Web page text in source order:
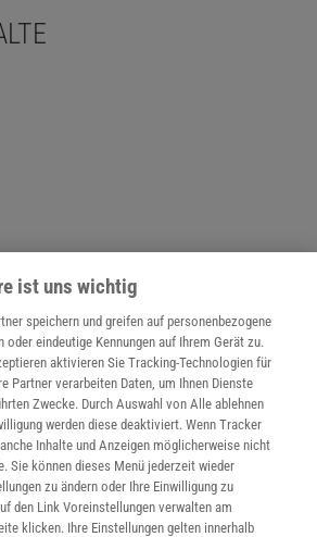
NACH OBEN
Shop und am Kiosk:
ist uns wichtig
speichern und greifen auf personenbezogene
oder eindeutige Kennungen auf Ihrem Gerät zu.
aktivieren Sie Tracking-Technologien für
Partner verarbeiten Daten, um Ihnen Dienste
Zwecke. Durch Auswahl von Alle ablehnen
werden diese deaktiviert. Wenn Tracker
Inhalte und Anzeigen möglicherweise nicht
Sie können dieses Menü jederzeit wieder
zu ändern oder Ihre Einwilligung zu
den Link Voreinstellungen verwalten am
klicken. Ihre Einstellungen gelten innerhalb